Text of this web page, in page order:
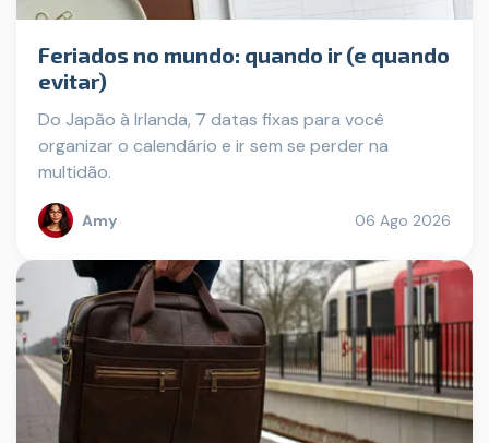
Feriados no mundo: quando ir (e quando
evitar)
Do Japão à Irlanda, 7 datas fixas para você
organizar o calendário e ir sem se perder na
multidão.
Amy 06 Ago 2026